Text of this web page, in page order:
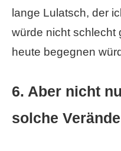
lange Lulatsch, der
würde nicht schlecht
heute begegnen
6. Aber nicht
solche